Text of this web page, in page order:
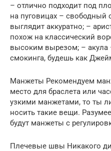
– отлично подходит под
на пуговицах – свободный
выглядит аккуратно; –
похож на классический
высоким вырезом; – акула
смокинга, будешь как
Манжеты Рекомендуем
место для браслета или
узкими манжетами, то ты
носить такие вещи.
будут манжеты с
Плечевые швы Никакого